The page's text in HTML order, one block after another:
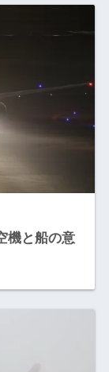
機と船の意